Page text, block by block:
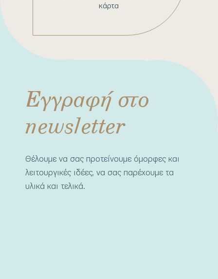
κάρτα
Εγγραφή στο
newsletter
Θέλουμε να σας προτείνουμε όμορφες και
λειτουργικές ιδέες, να σας παρέχουμε τα
υλικά και τελικά.